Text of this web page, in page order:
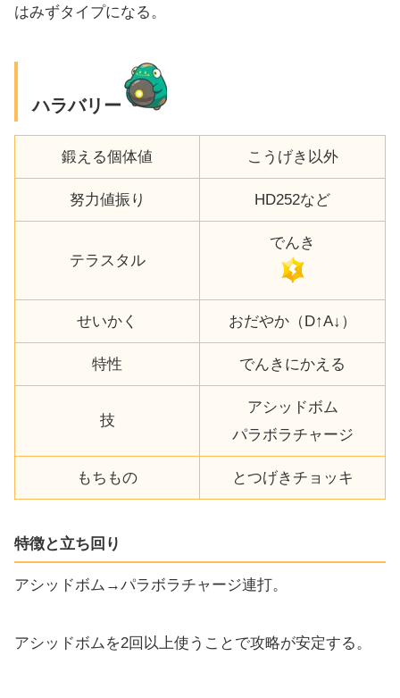
はみずタイプになる。
ハラバリー
鍛える個体値 こうげき以外
努力値振り HD252など
テラスタル
でんき
せいかく おだやか（D↑A↓）
特性 でんきにかえる
技
アシッドボム
パラボラチャージ
もちもの とつげきチョッキ
特徴と立ち回り
アシッドボム→パラボラチャージ連打。
アシッドボムを2回以上使うことで攻略が安定する。